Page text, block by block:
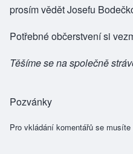
prosím vědět Josefu
Potřebné občerstvení si
Těšíme se na společně
Pozvánky
Pro vkládání komentářů se musíte